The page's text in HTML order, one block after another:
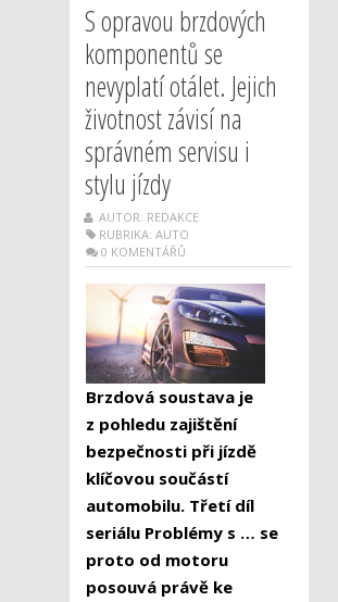
S opravou brzdových
komponentů se
nevyplatí otálet. Jejich
životnost závisí na
správném servisu i
stylu jízdy
AUTOR: REDAKCE
RUBRIKA: AUTO
0 KOMENTÁŘŮ
Brzdová soustava je
z pohledu zajištění
bezpečnosti při jízdě
klíčovou součástí
automobilu. Třetí díl
seriálu Problémy s … se
proto od motoru
posouvá právě ke